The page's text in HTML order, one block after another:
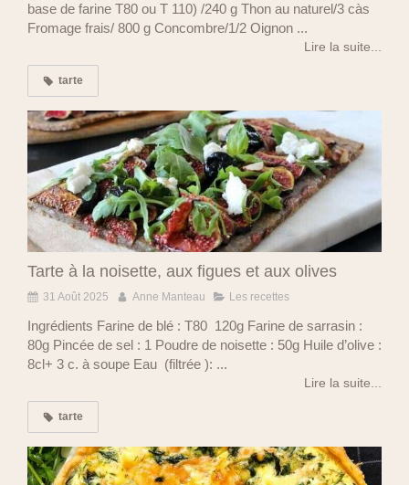
base de farine T80 ou T 110) /240 g Thon au naturel/3 càs
Fromage frais/ 800 g Concombre/1/2 Oignon ...
Lire la suite...
tarte
Tarte à la noisette, aux figues et aux olives
31 Août 2025 Anne Manteau Les recettes
Ingrédients Farine de blé : T80 120g Farine de sarrasin :
80g Pincée de sel : 1 Poudre de noisette : 50g Huile d’olive :
8cl+ 3 c. à soupe Eau (filtrée ): ...
Lire la suite...
tarte